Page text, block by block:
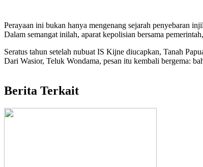
Perayaan ini bukan hanya mengenang sejarah penyebaran
Dalam semangat inilah, aparat kepolisian bersama
Seratus tahun setelah nubuat IS Kijne diucapkan, Tanah
Dari Wasior, Teluk Wondama, pesan itu kembali bergema:
Berita Terkait